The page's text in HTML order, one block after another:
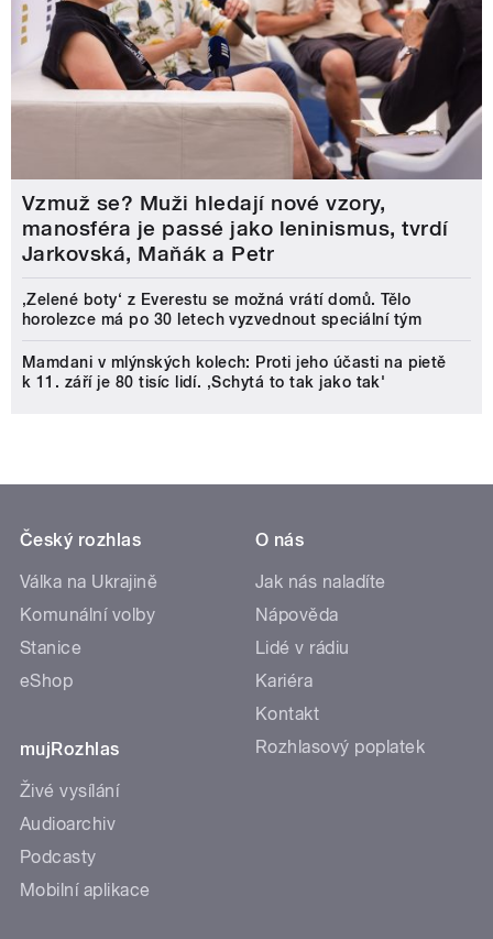
Vzmuž se? Muži hledají nové vzory,
manosféra je passé jako leninismus, tvrdí
Jarkovská, Maňák a Petr
‚Zelené boty‘ z Everestu se možná vrátí domů. Tělo
horolezce má po 30 letech vyzvednout speciální tým
Mamdani v mlýnských kolech: Proti jeho účasti na pietě
k 11. září je 80 tisíc lidí. ‚Schytá to tak jako tak'
Český rozhlas
Válka na Ukrajině
Komunální volby
Stanice
eShop
mujRozhlas
Živé vysílání
Audioarchiv
Podcasty
Mobilní aplikace
O nás
Jak nás naladíte
Nápověda
Lidé v rádiu
Kariéra
Kontakt
Rozhlasový poplatek